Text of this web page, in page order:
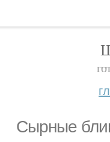
Сырные